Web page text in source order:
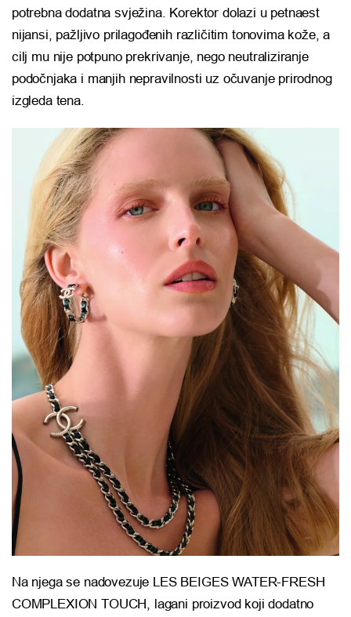
potrebna dodatna svježina. Korektor dolazi u petnaest
nijansi, pažljivo prilagođenih različitim tonovima kože, a
cilj mu nije potpuno prekrivanje, nego neutraliziranje
podočnjaka i manjih nepravilnosti uz očuvanje prirodnog
izgleda tena.
Na njega se nadovezuje LES BEIGES WATER-FRESH
COMPLEXION TOUCH, lagani proizvod koji dodatno